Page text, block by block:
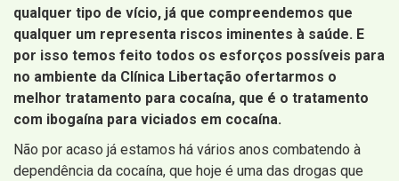
qualquer tipo de vício, já que compreendemos que
qualquer um representa riscos iminentes à saúde. E
por isso temos feito todos os esforços possíveis para
no ambiente da Clínica Libertação ofertarmos o
melhor tratamento para cocaína, que é o tratamento
com ibogaína para viciados em cocaína.
Não por acaso já estamos há vários anos combatendo à
dependência da cocaína, que hoje é uma das drogas que